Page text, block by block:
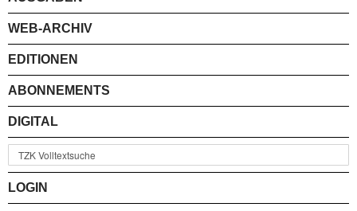
WEB-ARCHIV
EDITIONEN
ABONNEMENTS
DIGITAL
LOGIN